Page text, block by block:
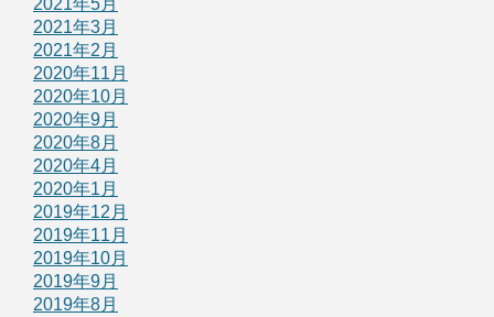
2021年5月
2021年3月
2021年2月
2020年11月
2020年10月
2020年9月
2020年8月
2020年4月
2020年1月
2019年12月
2019年11月
2019年10月
2019年9月
2019年8月